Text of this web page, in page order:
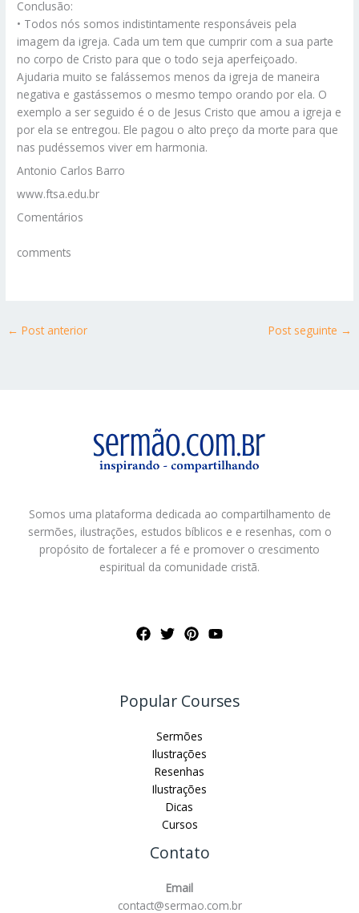
Conclusão:
• Todos nós somos indistintamente responsáveis pela
imagem da igreja. Cada um tem que cumprir com a sua parte
no corpo de Cristo para que o todo seja aperfeiçoado.
Ajudaria muito se falássemos menos da igreja de maneira
negativa e gastássemos o mesmo tempo orando por ela. O
exemplo a ser seguido é o de Jesus Cristo que amou a igreja e
por ela se entregou. Ele pagou o alto preço da morte para que
nas pudéssemos viver em harmonia.
Antonio Carlos Barro
www.ftsa.edu.br
Comentários
comments
← Post anterior Post seguinte →
Somos uma plataforma dedicada ao compartilhamento de
sermões, ilustrações, estudos bíblicos e e resenhas, com o
propósito de fortalecer a fé e promover o crescimento
espiritual da comunidade cristã.
Popular Courses
Sermões
Ilustrações
Resenhas
Ilustrações
Dicas
Cursos
Contato
Email
contact@sermao.com.br